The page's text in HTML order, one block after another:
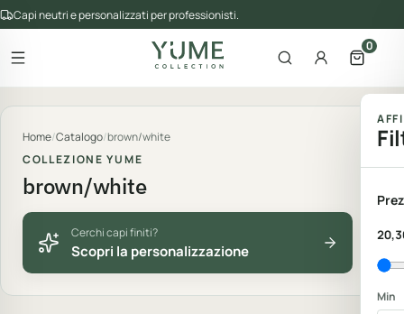
Capi neutri e personalizzati per professionisti.
Apri il menu
del catalogo
Apri la ricerca
AccountApri il
0
Home/Catalogo/brown/white
COLLEZIONE YUME
brown/white
Cerchi capi finiti?
Scopri la personalizzazione
Min